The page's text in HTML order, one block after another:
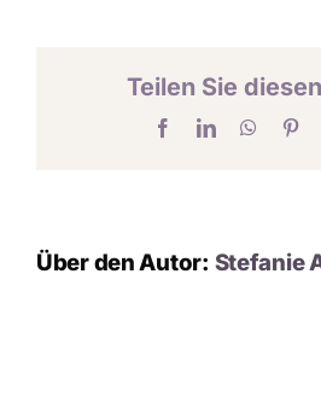
Teilen Sie
FacebookLinkedIn
Über den Autor: Stefanie